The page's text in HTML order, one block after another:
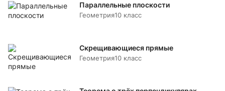
Параллельные плоскости
Геометрия10 класс
Скрещивающиеся прямые
Геометрия10 класс